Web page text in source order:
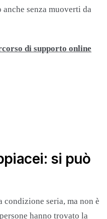
senza muoverti da
di supporto online
si può
condizione seria, ma non è
hanno trovato la